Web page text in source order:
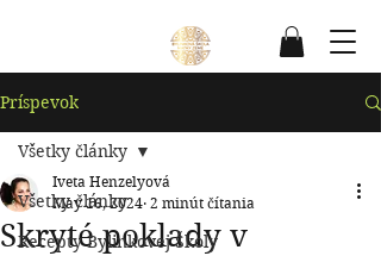
Príspevok
Všetky články
Recepty Bylinkovej Školy
Všetky články
Skryté poklady v
Iveta Henzelyová
May 16, 2024 2 minút čítania